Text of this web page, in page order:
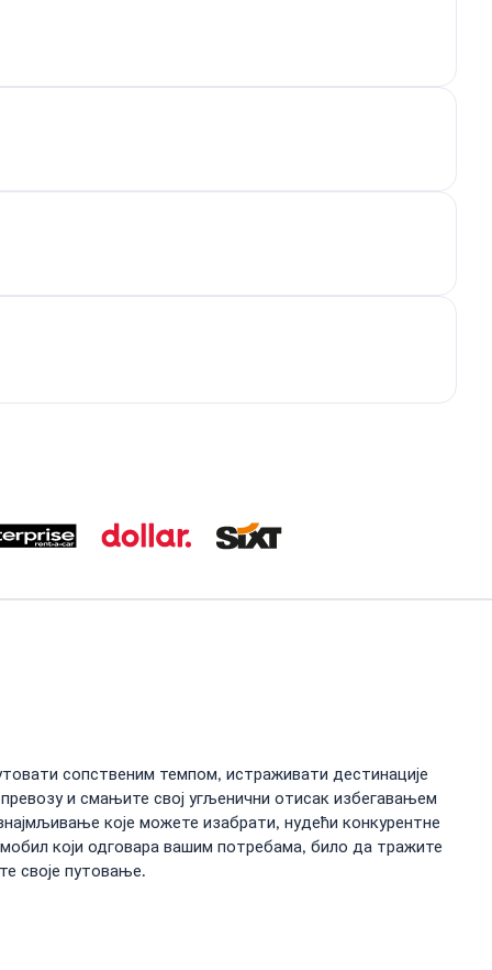
сопственим темпом, истраживати дестинације
и смањите свој угљенични отисак избегавањем
које можете изабрати, нудећи конкурентне
који одговара вашим потребама, било да тражите
своје путовање.